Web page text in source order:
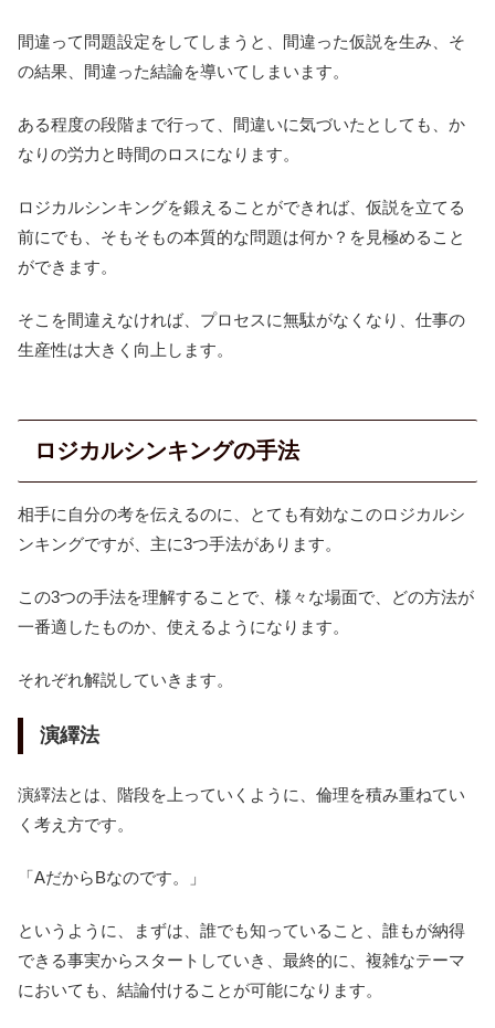
間違って問題設定をしてしまうと、間違った仮説を生み、そ
の結果、間違った結論を導いてしまいます。
ある程度の段階まで行って、間違いに気づいたとしても、か
なりの労力と時間のロスになります。
ロジカルシンキングを鍛えることができれば、仮説を立てる
前にでも、そもそもの本質的な問題は何か？を見極めること
ができます。
そこを間違えなければ、プロセスに無駄がなくなり、仕事の
生産性は大きく向上します。
ロジカルシンキングの手法
相手に自分の考を伝えるのに、とても有効なこのロジカルシ
ンキングですが、主に3つ手法があります。
この3つの手法を理解することで、様々な場面で、どの方法が
一番適したものか、使えるようになります。
それぞれ解説していきます。
演繹法
演繹法とは、階段を上っていくように、倫理を積み重ねてい
く考え方です。
「AだからBなのです。」
というように、まずは、誰でも知っていること、誰もが納得
できる事実からスタートしていき、最終的に、複雑なテーマ
においても、結論付けることが可能になります。